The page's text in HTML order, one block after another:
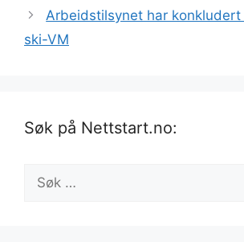
Arbeidstilsynet har
ski-VM
Søk på Nettstart.no:
etter: